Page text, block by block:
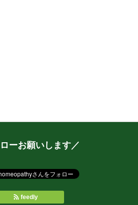
ーお願いします／
feedly